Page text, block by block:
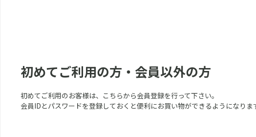
初めてご利用の方・会員以外の方
初めてご利用のお客様は、こちらから会員登録を行って下さい。
会員IDとパスワードを登録しておくと便利にお買い物ができるようになりま